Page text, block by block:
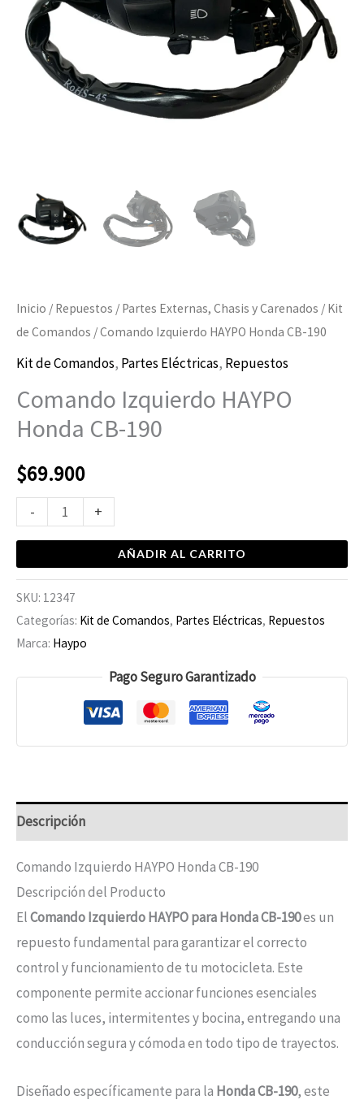
Inicio / Repuestos / Partes Externas, Chasis y Carenados / Kit
de Comandos / Comando Izquierdo HAYPO Honda CB-190
Kit de Comandos, Partes Eléctricas, Repuestos
Comando Izquierdo HAYPO
Honda CB-190
$69.900
- +
AÑADIR AL CARRITO
SKU: 12347
Categorías: Kit de Comandos, Partes Eléctricas, Repuestos
Marca: Haypo
Pago Seguro Garantizado
Descripción
Comando Izquierdo HAYPO Honda CB-190
Descripción del Producto
ElComando Izquierdo HAYPO para Honda CB-190es un
repuesto fundamental para garantizar el correcto
control y funcionamiento de tu motocicleta. Este
componente permite accionar funciones esenciales
como las luces, intermitentes y bocina, entregando una
conducción segura y cómoda en todo tipo de trayectos.
Diseñado específicamente para la Honda CB-190, este